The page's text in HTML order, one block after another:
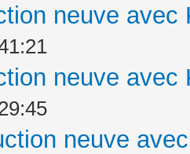
neuve avec
neuve avec
neuve